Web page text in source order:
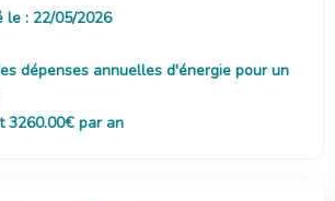
le : 22/05/2026
dépenses annuelles d'énergie pour un
3260.00€ par an